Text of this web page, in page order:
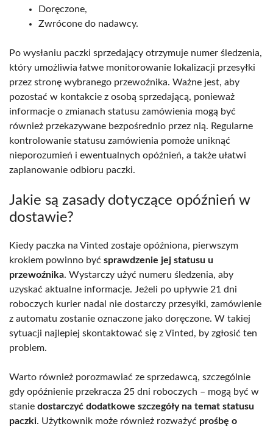
Doręczone,
Zwrócone do nadawcy.
Po wysłaniu paczki sprzedający otrzymuje numer śledzenia,
który umożliwia łatwe monitorowanie lokalizacji przesyłki
przez stronę wybranego przewoźnika. Ważne jest, aby
pozostać w kontakcie z osobą sprzedającą, ponieważ
informacje o zmianach statusu zamówienia mogą być
również przekazywane bezpośrednio przez nią. Regularne
kontrolowanie statusu zamówienia pomoże uniknąć
nieporozumień i ewentualnych opóźnień, a także ułatwi
zaplanowanie odbioru paczki.
Jakie są zasady dotyczące opóźnień w
dostawie?
Kiedy paczka na Vinted zostaje opóźniona, pierwszym
krokiem powinno być sprawdzenie jej statusu u
przewoźnika. Wystarczy użyć numeru śledzenia, aby
uzyskać aktualne informacje. Jeżeli po upływie 21 dni
roboczych kurier nadal nie dostarczy przesyłki, zamówienie
z automatu zostanie oznaczone jako doręczone. W takiej
sytuacji najlepiej skontaktować się z Vinted, by zgłosić ten
problem.
Warto również porozmawiać ze sprzedawcą, szczególnie
gdy opóźnienie przekracza 25 dni roboczych – mogą być w
stanie dostarczyć dodatkowe szczegóły na temat statusu
paczki. Użytkownik może również rozważyć prośbę o